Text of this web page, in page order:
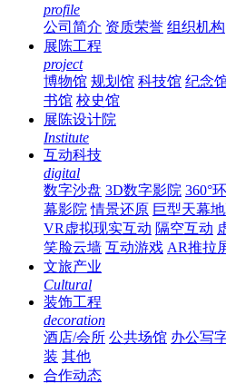
profile
公司简介 资质荣誉 组织机构
展陈工程
project
博物馆 规划馆 科技馆 纪念
书馆 校史馆
展陈设计院
Institute
互动科技
digital
数字沙盘 3D数字影院 360°
幕影院 情景还原 巨型天幕
VR虚拟现实互动 隔空互动
笑脸云墙 互动游戏 AR推拉
文旅产业
Cultural
装饰工程
decoration
酒店/会所 公共场馆 办公写
装 其他
合作动态